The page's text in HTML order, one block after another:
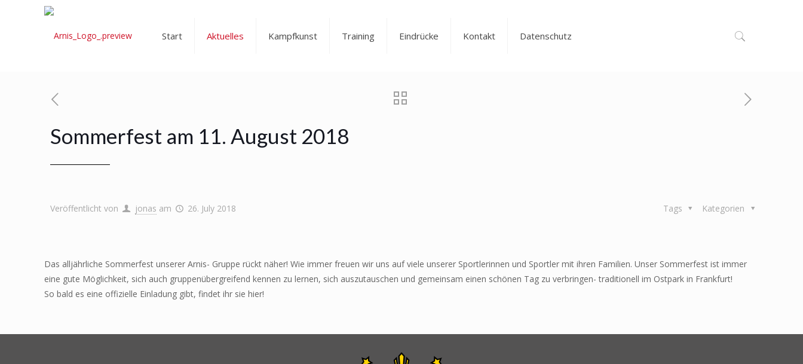
Start Aktuelles Kampfkunst Training Eindrücke Kontakt Datenschutz
Sommerfest am 11. August 2018
Veröffentlicht von jonas am 26. July 2018 Kategorien
Tags
Das alljährliche Sommerfest unserer Arnis- Gruppe rückt näher! Wie immer freuen wir uns auf viele unserer Sportlerinnen und Sportler mit ihren Familien. Unser Sommerfest ist immer
eine gute Möglichkeit, sich auch gruppenübergreifend kennen zu lernen, sich auszutauschen und gemeinsam einen schönen Tag zu verbringen- traditionell im Ostpark in Frankfurt!
So bald es eine offizielle Einladung gibt, findet ihr sie hier!